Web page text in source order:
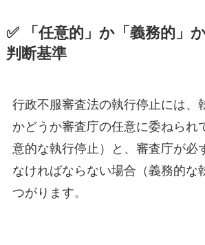
✅ 「任意的」か「義務的」
判断基準
行政不服審査法の執行停止には、
かどうか審査庁の任意に委ねられ
意的な執行停止）と、審査庁が必
なければならない場合（義務的な
つがります。